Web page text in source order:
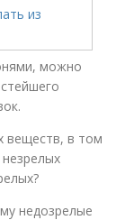
можно
веществ, в том
недозрелые